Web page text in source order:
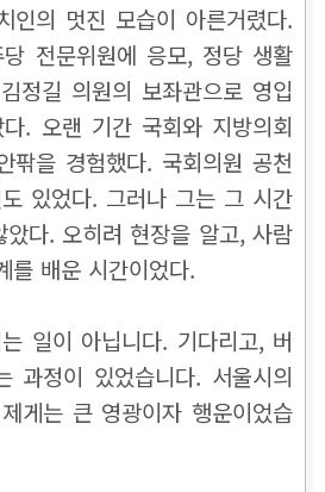
인의 멋진 모습이 아른거렸다.
전문위원에 응모, 정당 생활
정길 의원의 보좌관으로 영입
. 오랜 기간 국회와 지방의회
팎을 경험했다. 국회의원 공천
있었다. 그러나 그는 그 시간
다. 오히려 현장을 알고, 사람
를 배운 시간이었다.
일이 아닙니다. 기다리고, 버
과정이 있었습니다. 서울시의
게는 큰 영광이자 행운이었습